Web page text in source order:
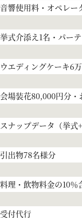
音響使用料・オペレー
挙式介添え1名・パー
ウエディングケーキ6
会場装花80,000円分・
スナップデータ（挙式+
引出物78名様分
料理・飲物料金の10％
受付代行